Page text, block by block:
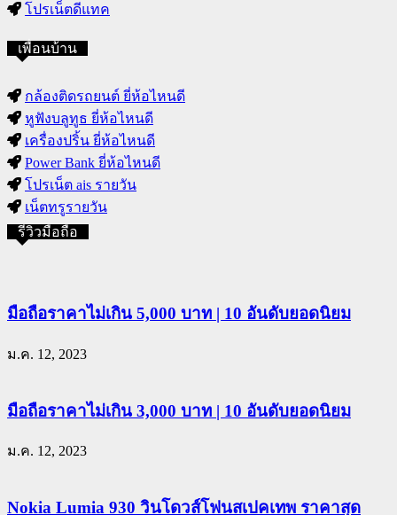
โปรเน็ตดีแทค
เพื่อนบ้าน
กล้องติดรถยนต์ ยี่ห้อไหนดี
หูฟังบลูทูธ ยี่ห้อไหนดี
เครื่องปริ้น ยี่ห้อไหนดี
Power Bank ยี่ห้อไหนดี
โปรเน็ต ais รายวัน
เน็ตทรูรายวัน
รีวิวมือถือ
มือถือราคาไม่เกิน 5,000 บาท | 10 อันดับยอดนิยม
ม.ค. 12, 2023
มือถือราคาไม่เกิน 3,000 บาท | 10 อันดับยอดนิยม
ม.ค. 12, 2023
Nokia Lumia 930 วินโดวส์โฟนสเปคเทพ ราคาสุด